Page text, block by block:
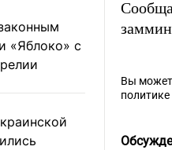
«Яблоко» с
Вы